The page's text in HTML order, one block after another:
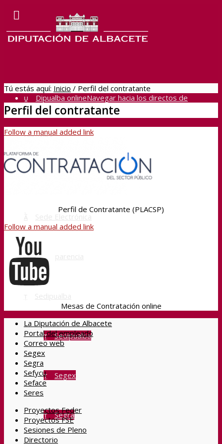
Dipualba onlineNavegar hacia los directos de
Dipualba
Transparencia
Sedipualba
Segex
Segra
Tú estás aquí: Inicio / Perfil del contratante
Perfil del contratante
Follow a manual added link
Perfil de Contratante (PLACSP)
Follow a manual added link
Mesas de Contratación online
La Diputación de Albacete
Portal del empleado
Correo web
Segex
Segra
Sefycu
Seface
Seres
Proyectos Feder
Proyectos FSE
Sesiones de Pleno
Directorio